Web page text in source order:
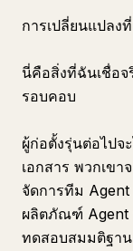
การเปลี่ยนแปลง
นี่คือสิ่งที่ฉันเชื่อจ
รอบคอบ
ผู้ก่อตั้งรุ่นต่อไปจ
เอกสาร พวกเข
จัดการทีม
ผลิตภัณฑ์ Agent
ทดสอบสมมติฐาน